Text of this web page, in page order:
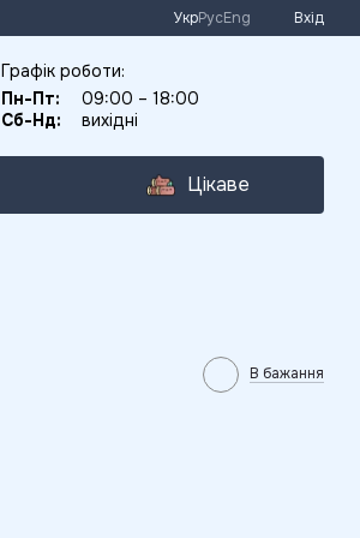
УкрРусEng Вхід
Графік роботи:
Пн-Пт:
09:00 – 18:00
Сб-Нд:
вихідні
Цікаве
В бажання